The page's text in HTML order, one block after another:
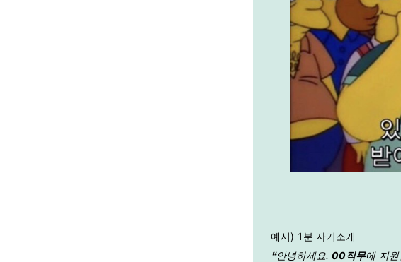
예시) 1분 자기소개
❝안녕하세요.00직무에 지